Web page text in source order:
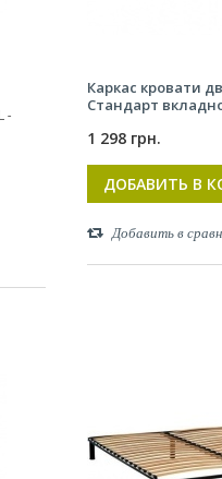
-
Каркас кровати
Стандарт
1 298 грн.
ДОБАВИТЬ В
Добавить в